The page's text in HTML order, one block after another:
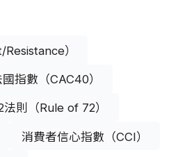
）
國指數（CAC40）
法則（Rule of 72）
消費者信心指數（CCI）